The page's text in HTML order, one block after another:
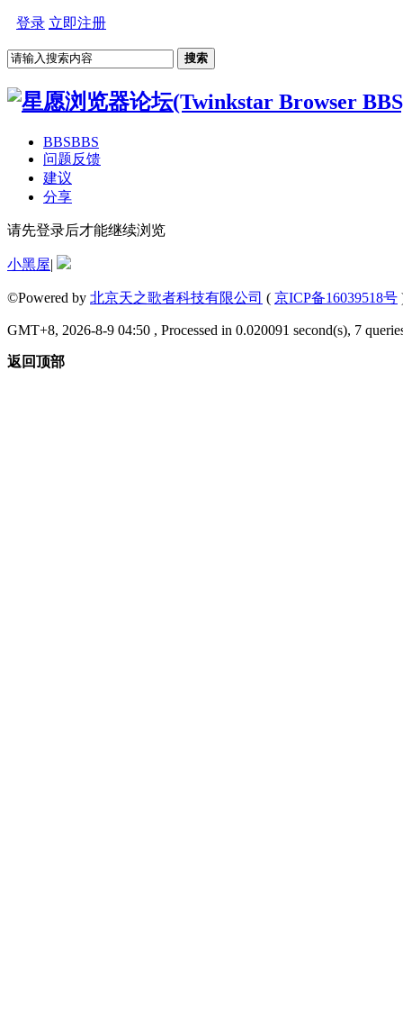
登录 立即注册
搜索
BBSBBS
问题反馈
建议
分享
请先登录后才能继续浏览
小黑屋|
©Powered by 北京天之歌者科技有限公司 ( 京ICP备16039518号
GMT+8, 2026-8-9 04:50 , Processed in 0.020091 second(s), 7
返回顶部